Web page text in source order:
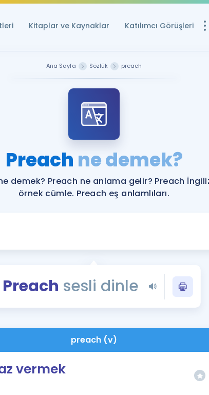
Kitaplar ve Kaynaklar Katılımcı Görüşleri
YDS ve YÖKDİL
Rehberlik Aracı
YDS ve
Tüm ÖSYM
YDS - YÖKDİL
İngilizce Gramer
Ana Sayfa Sözlük preach
Preach ne demek?
demek? Preach ne anlama gelir? Preach
örnek cümle. Preach eş anlamlıları.
Preach sesli dinle
preach (v)
vermek